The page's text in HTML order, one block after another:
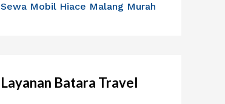
Sewa Mobil Hiace Malang Murah
Layanan Batara Travel